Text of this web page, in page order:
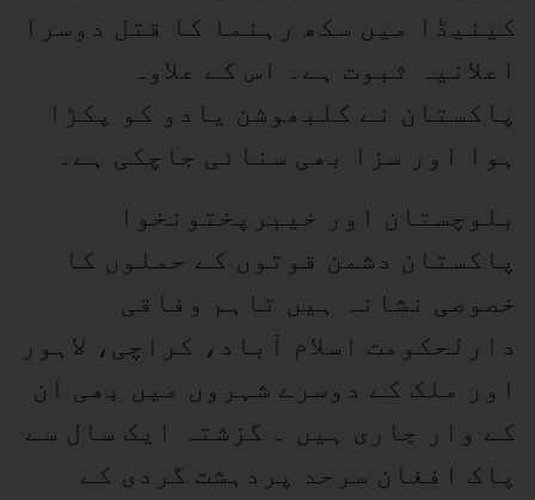
کینیڈا میں سکھ رہنما کا قتل دوسرا
اعلانیہ ثبوت ہے۔ اس کے علاوہ
پاکستان نے کلبھوشن یادو کو پکڑا
ہوا اور سزا بھی سنائی جاچکی ہے۔
بلوچستان اور خیبرپختونخوا
پاکستان دشمن قوتوں کے حملوں کا
خصوصی نشانہ ہیں تاہم وفاقی
دارلحکومت اسلام آباد، کراچی، لاہور
اور ملک کے دوسرے شہروں میں بھی ان
کے وار جاری ہیں ۔ گزشتہ ایک سال سے
پاک افغان سرحد پردہشت گردی کے